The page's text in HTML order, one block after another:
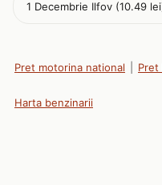
1 Decembrie Ilfov (10.49
Pret motorina national Pret
Harta benzinarii